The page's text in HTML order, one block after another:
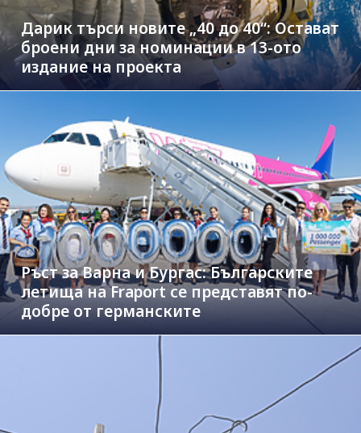
Дарик търси новите „40 до 40“: Остават
броени дни за номинации в 13-ото
издание на проекта
Ръст за Варна и Бургас: Българските
летища на Fraport се представят по-
добре от германските